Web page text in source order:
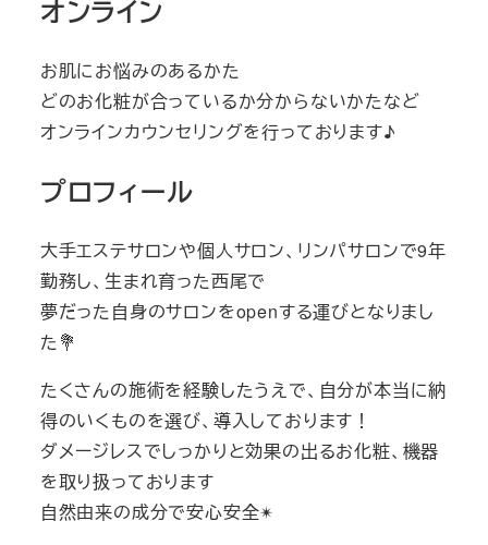
オンライン
お肌にお悩みのあるかた
どのお化粧が合っているか分からないかたなど
オンラインカウンセリングを行っております♪
プロフィール
大手エステサロンや個人サロン、リンパサロンで9年
勤務し、生まれ育った西尾で
夢だった自身のサロンをopenする運びとなりまし
た💐
たくさんの施術を経験したうえで、自分が本当に納
得のいくものを選び、導入しております！
ダメージレスでしっかりと効果の出るお化粧、機器
を取り扱っております
自然由来の成分で安心安全✴︎